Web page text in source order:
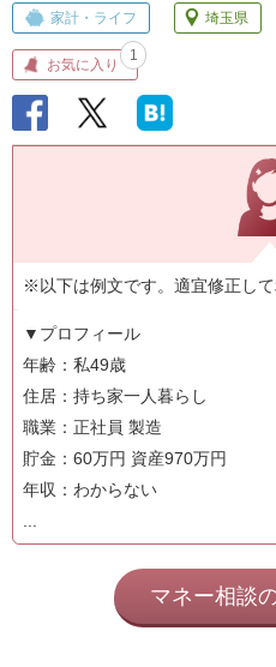
家計・ライフ 埼玉県
お気に入り
1
※以下は例文です。適宜修正して
▼プロフィール
年齢：私49歳
住居：持ち家一人暮らし
職業：正社員 製造
貯金：60万円 資産970万円
年収：わからない
マネー相談